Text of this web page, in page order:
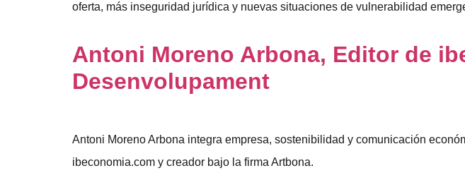
oferta, más inseguridad jurídica y nuevas situaciones de vulnerabilidad
Antoni Moreno Arbona, Editor de
Desenvolupament
Antoni Moreno Arbona integra empresa, sostenibilidad y comunicación
ibeconomia.com y creador bajo la firma Artbona.